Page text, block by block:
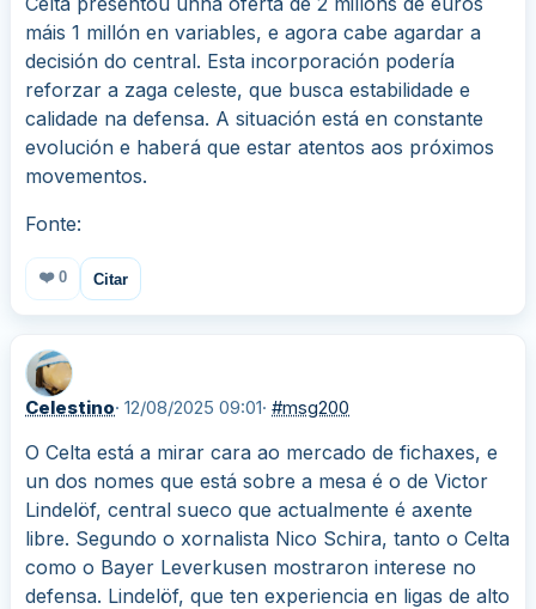
máis 1 millón en variables, e agora cabe agardar a
decisión do central. Esta incorporación podería
reforzar a zaga celeste, que busca estabilidade e
calidade na defensa. A situación está en constante
evolución e haberá que estar atentos aos próximos
movementos.
Fonte:
❤️ 0 Citar
Celestino· 12/08/2025 09:01· #msg200
O Celta está a mirar cara ao mercado de fichaxes, e
un dos nomes que está sobre a mesa é o de Victor
Lindelöf, central sueco que actualmente é axente
libre. Segundo o xornalista Nico Schira, tanto o Celta
como o Bayer Leverkusen mostraron interese no
defensa. Lindelöf, que ten experiencia en ligas de alto